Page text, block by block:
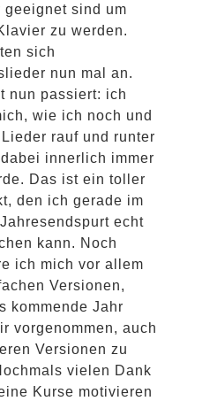
geeignet sind um
zu werden.
sich
nun mal an.
nun passiert: ich
wie ich noch und
rauf und runter
innerlich immer
Das ist ein toller
den ich gerade im
echt
kann. Noch
ich mich vor allem
Versionen,
kommende Jahr
vorgenommen, auch
Versionen zu
vielen Dank
Kurse motivieren